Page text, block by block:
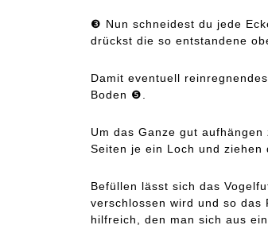
❸ Nun schneidest du jede
drückst die so entstandene
Damit eventuell
Boden ❺.
Um das Ganze gut
Seiten je ein Loch und ziehen
Befüllen lässt sich das
verschlossen wird und so
hilfreich, den man sich aus